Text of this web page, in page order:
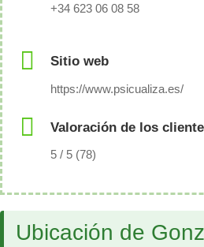
+34 623 06 08 58
Sitio web
https://www.psicualiza.es/
Valoración de los
5 / 5 (78)
Ubicación de